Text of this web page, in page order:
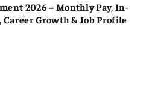
2026 – Monthly Pay, In-
Career Growth & Job Profile